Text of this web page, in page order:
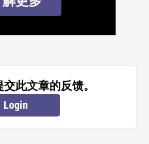
此文章的反馈。
Login